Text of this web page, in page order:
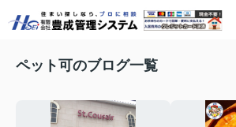
ペット可のブログ一覧